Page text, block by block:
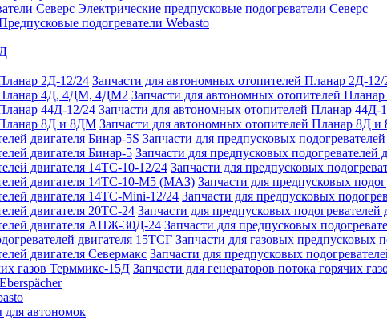
Электрические предпусковые подогреватели Северс
подогреватели Webasto
Запчасти для автономных отопителей Планар 2Д-12/
Запчасти для автономных отопителей
Запчасти для автономных отопителей Планар 44Д-
Запчасти для автономных отопителей Планар 8Д
Запчасти для предпусковых
Запчасти для предпусковых подогревателей
Запчасти для предпусковых
Запчасти для предпусковых
Запчасти для предпусковых
Запчасти для предпусковых
Запчасти для предпусковых
Запчасти для газовых предпусковых
Запчасти для предпусковых
Запчасти для генераторов потока горячих
для автономок